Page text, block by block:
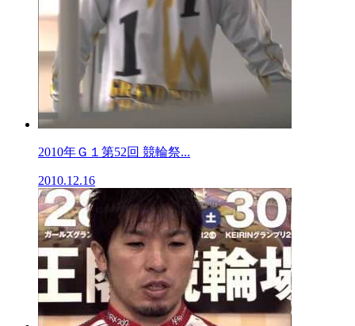
2010年Ｇ１第52回 競輪祭...
2010.12.16